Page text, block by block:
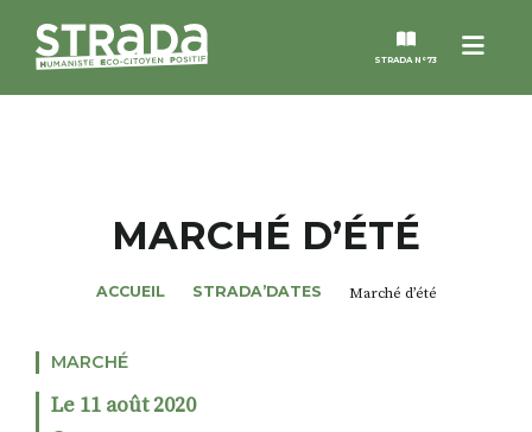
Menu
STRADA N°73
MAGAZINES
NOS THÈMES
STRADA’DATES
MARCHÉ D’ÉTÉ
ACCUEIL STRADA’DATES Marché d’été
MARCHÉ
Le 11 août 2020